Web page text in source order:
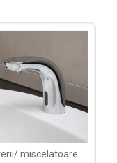
miscelatoare